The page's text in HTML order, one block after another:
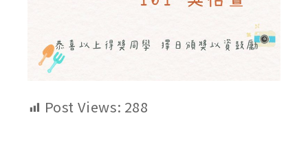
Post Views: 288